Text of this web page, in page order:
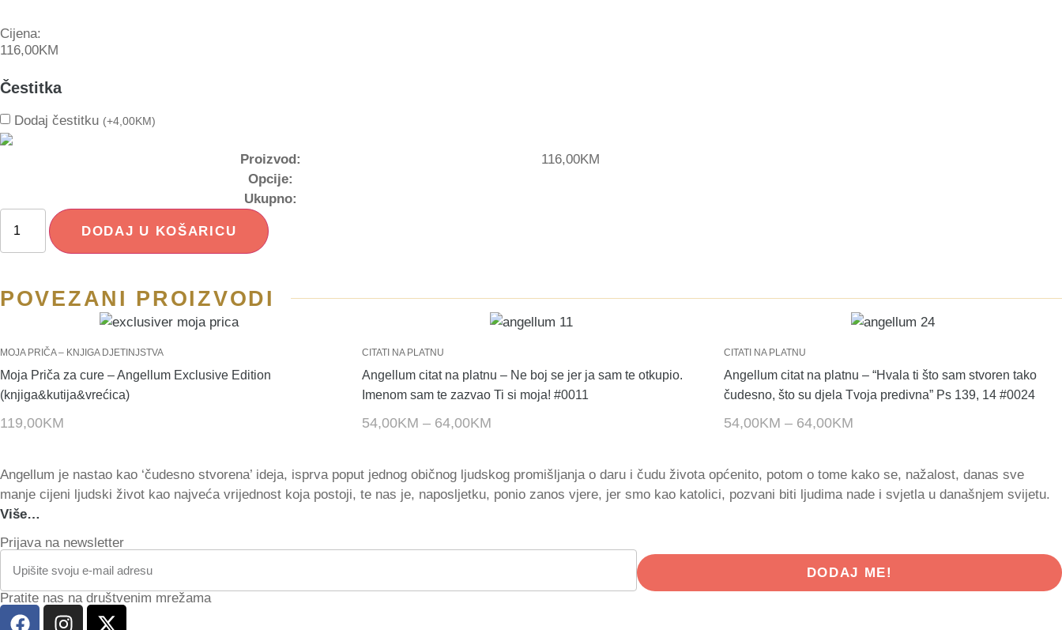
Cijena:
116,00KM
Čestitka
Dodaj čestitku (+4,00KM)
Proizvod: 116,00KM
Opcije:
Ukupno:
DODAJ U KOŠARICU
POVEZANI PROIZVODI
MOJA PRIČA – KNJIGA DJETINJSTVA
Moja Priča za cure – Angellum Exclusive Edition
(knjiga&kutija&vrećica)
119,00KM
CITATI NA PLATNU
Angellum citat na platnu – Ne boj se jer ja sam te otkupio.
Imenom sam te zazvao Ti si moja! #0011
54,00KM – 64,00KM
CITATI NA PLATNU
Angellum citat na platnu – “Hvala ti što sam stvoren tako
čudesno, što su djela Tvoja predivna” Ps 139, 14 #0024
54,00KM – 64,00KM
Angellum je nastao kao ‘čudesno stvorena’ ideja, isprva poput jednog običnog ljudskog promišljanja o daru i čudu života općenito, potom o tome kako se, nažalost, danas sve
manje cijeni ljudski život kao najveća vrijednost koja postoji, te nas je, naposljetku, ponio zanos vjere, jer smo kao katolici, pozvani biti ljudima nade i svjetla u današnjem svijetu.
Više…
Prijava na newsletter
DODAJ ME!
Pratite nas na društvenim mrežama